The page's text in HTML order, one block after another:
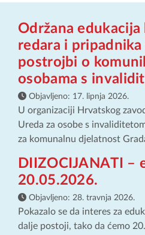
Održana
redara i
postrojbi o
osobama s
Objavljeno: 17. lipnja 2026.
U organizaciji Hrvatskog
Ureda za osobe s
za komunalnu djelatnost
DIIZOCIJANATI –
20.05.2026.
Objavljeno: 28. travnja 2026.
Pokazalo se da interes za
dalje postoji, tako da ćemo